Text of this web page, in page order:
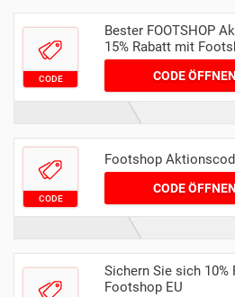
CODE
Bester FOOTSHOP
15% Rabatt mit
CODE ÖFFNEN
CODE
Footshop
CODE ÖFFNEN
Sichern Sie sich
Footshop EU